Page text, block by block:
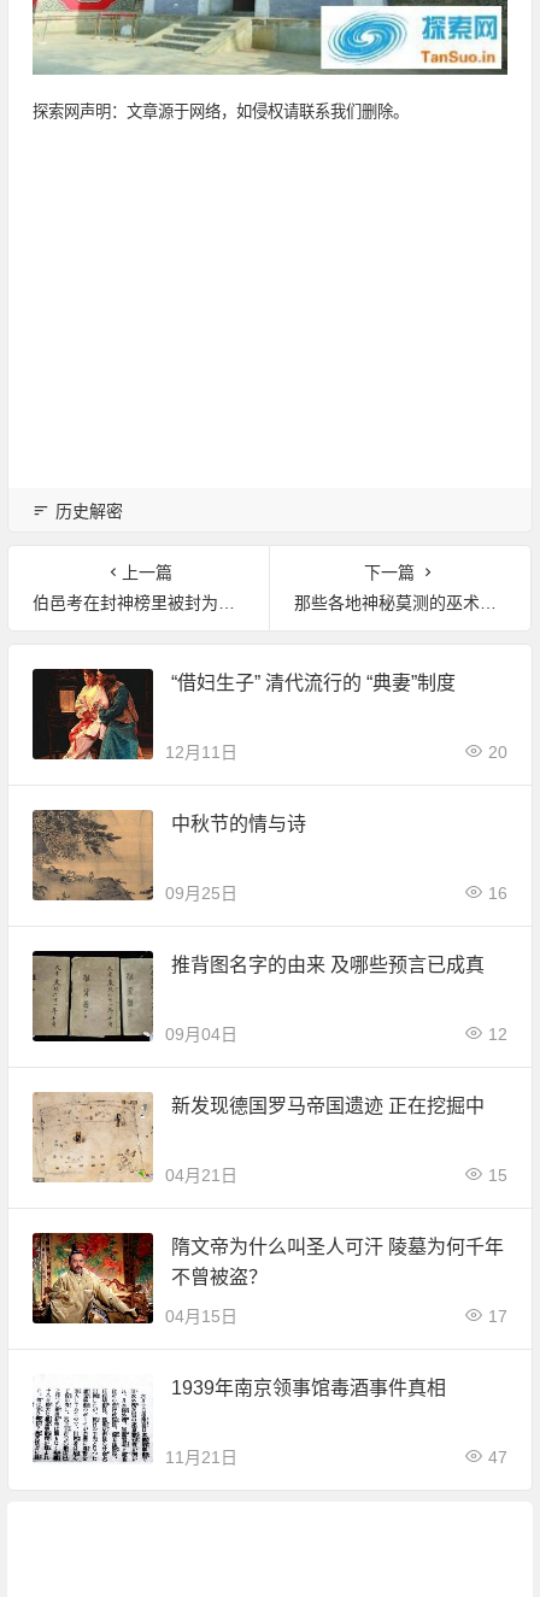
探索网声明：文章源于网络，如侵权请联系我们删除。
历史解密
上一篇
伯邑考在封神榜里被封为什么神位?
下一篇
那些各地神秘莫测的巫术驱邪
“借妇生子” 清代流行的 “典妻”制度
12月11日 20
中秋节的情与诗
09月25日 16
推背图名字的由来 及哪些预言已成真
09月04日 12
新发现德国罗马帝国遗迹 正在挖掘中
04月21日 15
隋文帝为什么叫圣人可汗 陵墓为何千年
不曾被盗？
04月15日 17
1939年南京领事馆毒酒事件真相
11月21日 47